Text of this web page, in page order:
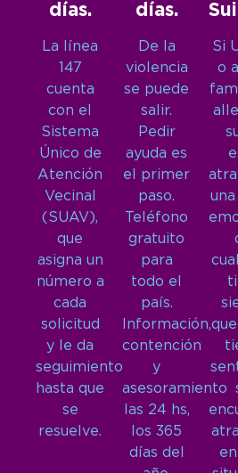
días.
La línea
147
cuenta
con el
Sistema
Único de
Atención
Vecinal
(SUAV),
que
asigna un
número a
cada
solicitud
y le da
seguimiento
hasta que
se
resuelve.
días.
De la
violencia
se puede
salir.
Pedir
ayuda es
el primer
paso.
Teléfono
gratuito
para
todo el
país.
Información,
contención
y
asesoramiento
las 24 hs,
los 365
días del
Si
o